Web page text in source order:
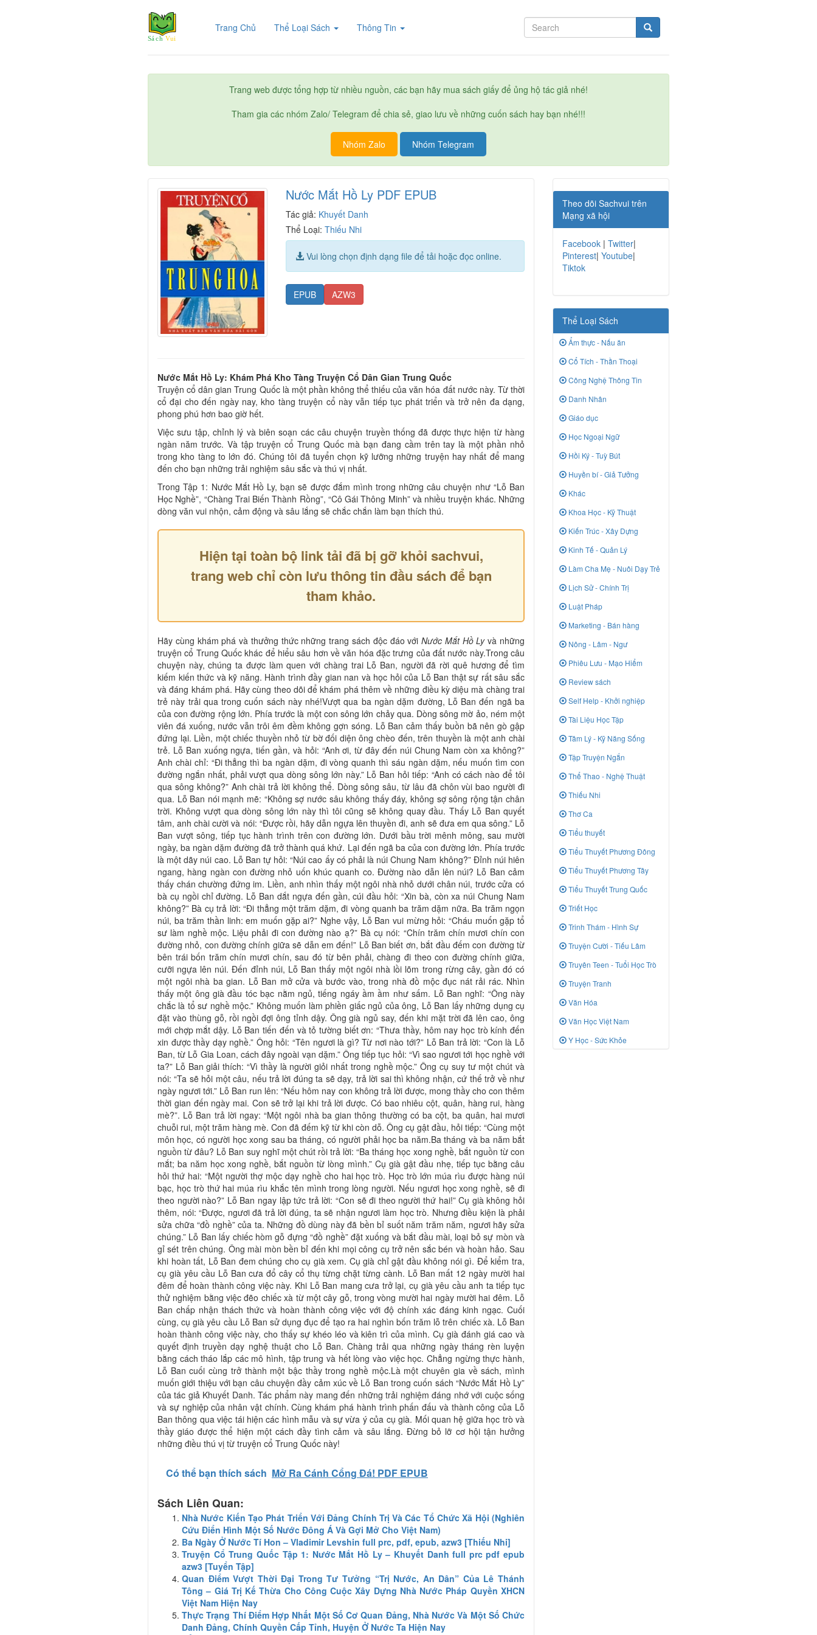
Trang Chủ (current)Thể Loại Sách Thông Tin
Trang web được tổng hợp từ nhiều nguồn, các bạn hãy mua sách giấy để ủng hộ tác giả nhé!
Tham gia các nhóm Zalo/ Telegram để chia sẻ, giao lưu về những cuốn sách hay bạn nhé!!!
Nhóm Zalo Nhóm Telegram
Nước Mắt Hồ Ly PDF EPUB
Tác giả: Khuyết Danh
Thể Loại:Thiếu Nhi
Vui lòng chọn định dạng file để tải hoặc đọc online.
EPUB AZW3
Nước Mắt Hồ Ly: Khám Phá Kho Tàng Truyện Cổ Dân Gian Trung Quốc
Truyện cổ dân gian Trung Quốc là một phần không thể thiếu của văn hóa đất nước này. Từ thời
cổ đại cho đến ngày nay, kho tàng truyện cổ này vẫn tiếp tục phát triển và trở nên đa dạng,
phong phú hơn bao giờ hết.
Việc sưu tập, chỉnh lý và biên soạn các câu chuyện truyền thống đã được thực hiện từ hàng
ngàn năm trước. Và tập truyện cổ Trung Quốc mà bạn đang cầm trên tay là một phần nhỏ
trong kho tàng to lớn đó. Chúng tôi đã tuyển chọn kỹ lưỡng những truyện hay nhất để mang
đến cho bạn những trải nghiệm sâu sắc và thú vị nhất.
Trong Tập 1: Nước Mắt Hồ Ly, bạn sẽ được đắm mình trong những câu chuyện như “Lỗ Ban
Học Nghề”, “Chàng Trai Biến Thành Rồng”, “Cô Gái Thông Minh” và nhiều truyện khác. Những
dòng văn vui nhộn, cảm động và sâu lắng sẽ chắc chắn làm bạn thích thú.
Hiện tại toàn bộ link tải đã bị gỡ khỏi sachvui,
trang web chỉ còn lưu thông tin đầu sách để bạn
tham khảo.
Hãy cùng khám phá và thưởng thức những trang sách độc đáo vớiNước Mắt Hồ Lyvà những
truyện cổ Trung Quốc khác để hiểu sâu hơn về văn hóa đặc trưng của đất nước này.Trong câu
chuyện này, chúng ta được làm quen với chàng trai Lỗ Ban, người đã rời quê hương để tìm
kiếm kiến thức và kỹ năng. Hành trình đầy gian nan và học hỏi của Lỗ Ban thật sự rất sâu sắc
và đáng khám phá. Hãy cùng theo dõi để khám phá thêm về những điều kỳ diệu mà chàng trai
trẻ này trải qua trong cuốn sách này nhé!Vượt qua ba ngàn dặm đường, Lỗ Ban đến ngã ba
của con đường rộng lớn. Phía trước là một con sông lớn chảy qua. Dòng sông mờ ảo, ném một
viên đá xuống, nước vẫn trôi êm đềm không gợn sóng. Lỗ Ban cảm thấy buồn bã nên gò gập
đứng lại. Liền, một chiếc thuyền nhỏ từ bờ đối diện ông chèo đến, trên thuyền là một anh chài
trẻ. Lỗ Ban xuống ngựa, tiến gần, và hỏi: “Anh ơi, từ đây đến núi Chung Nam còn xa không?”
Anh chài chỉ: “Đi thẳng thì ba ngàn dặm, đi vòng quanh thì sáu ngàn dặm, nếu muốn tìm con
đường ngắn nhất, phải vượt qua dòng sông lớn này.” Lỗ Ban hỏi tiếp: “Anh có cách nào để tôi
qua sông không?” Anh chài trả lời không thể. Dòng sông sâu, từ lâu đã chôn vùi bao người đi
qua. Lỗ Ban nói mạnh mẽ: “Không sợ nước sâu không thấy đáy, không sợ sông rộng tận chân
trời. Không vượt qua dòng sông lớn này thì tôi cũng sẽ không quay đầu. Thấy Lỗ Ban quyết
tâm, anh chài cười và nói: “Được rồi, hãy dẫn ngựa lên thuyền đi, anh sẽ đưa em qua sông.” Lỗ
Ban vượt sông, tiếp tục hành trình trên con đường lớn. Dưới bầu trời mênh mông, sau mười
ngày, ba ngàn dặm đường đã trở thành quá khứ. Lại đến ngã ba của con đường lớn. Phía trước
là một dãy núi cao. Lỗ Ban tự hỏi: “Núi cao ấy có phải là núi Chung Nam không?” Đỉnh núi hiên
ngang, hàng ngàn con đường nhỏ uốn khúc quanh co. Đường nào dẫn lên núi? Lỗ Ban cảm
thấy chán chường đứng im. Liền, anh nhìn thấy một ngôi nhà nhỏ dưới chân núi, trước cửa có
bà cụ ngồi chỉ đường. Lỗ Ban dắt ngựa đến gần, cúi đầu hỏi: “Xin bà, còn xa núi Chung Nam
không?” Bà cụ trả lời: “Đi thẳng một trăm dặm, đi vòng quanh ba trăm dặm nữa. Ba trăm ngọn
núi, ba trăm thần linh: em muốn gặp ai?” Nghe vậy, Lỗ Ban vui mừng hỏi: “Cháu muốn gặp tổ
sư làm nghề mộc. Liệu phải đi con đường nào ạ?” Bà cụ nói: “Chín trăm chín mươi chín con
đường nhỏ, con đường chính giữa sẽ dẫn em đến!” Lỗ Ban biết ơn, bắt đầu đếm con đường từ
bên trái bốn trăm chín mươi chín, sau đó từ bên phải, chàng đi theo con đường chính giữa,
cưỡi ngựa lên núi. Đến đỉnh núi, Lỗ Ban thấy một ngôi nhà lồi lõm trong rừng cây, gần đó có
một ngôi nhà ba gian. Lỗ Ban mở cửa và bước vào, trong nhà đồ mộc đục nát rải rác. Nhìn
thấy một ông già đầu tóc bạc nằm ngủ, tiếng ngáy ầm ầm như sấm. Lỗ Ban nghĩ: “Ông này
chắc là tổ sư nghề mộc.” Không muốn làm phiền giấc ngủ của ông, Lỗ Ban lấy những dụng cụ
đặt vào thùng gỗ, rồi ngồi đợi ông tỉnh dậy. Ông già ngủ say, đến khi mặt trời đã lên cao, ông
mới chợp mắt dậy. Lỗ Ban tiến đến và tỏ tường biết ơn: “Thưa thầy, hôm nay học trò kính đến
xin được thầy dạy nghề.” Ông hỏi: “Tên ngươi là gì? Từ nơi nào tới?” Lỗ Ban trả lời: “Con là Lỗ
Ban, từ Lỗ Gia Loan, cách đây ngoài vạn dặm.” Ông tiếp tục hỏi: “Vì sao ngươi tới học nghề với
ta?” Lỗ Ban giải thích: “Vì thầy là người giỏi nhất trong nghề mộc.” Ông cụ suy tư một chút và
nói: “Ta sẽ hỏi một câu, nếu trả lời đúng ta sẽ dạy, trả lời sai thì không nhận, cứ thế trở về như
ngày ngươi tới.” Lỗ Ban run lên: “Nếu hôm nay con không trả lời được, mong thầy cho con thêm
thời gian đến ngày mai. Con sẽ trở lại khi trả lời được. Có bao nhiêu cột, quân, hàng rui, hàng
mè?”. Lỗ Ban trả lời ngay: “Một ngôi nhà ba gian thông thường có ba cột, ba quân, hai mươi
chuỗi rui, một trăm hàng mè. Con đã đếm kỹ từ khi còn dỗ. Ông cụ gật đầu, hỏi tiếp: “Cùng một
môn học, có người học xong sau ba tháng, có người phải học ba năm.Ba tháng và ba năm bắt
nguồn từ đâu? Lỗ Ban suy nghĩ một chút rồi trả lời: “Ba tháng học xong nghề, bắt nguồn từ con
mắt; ba năm học xong nghề, bắt nguồn từ lòng mình.” Cụ già gật đầu nhẹ, tiếp tục bằng câu
hỏi thứ hai: “Một người thợ mộc dạy nghề cho hai học trò. Học trò lớn múa rìu được hàng núi
bạc, học trò thứ hai múa rìu khắc tên mình trong lòng người. Nếu ngươi học xong nghề, sẽ đi
theo người nào?” Lỗ Ban ngay lập tức trả lời: “Con sẽ đi theo người thứ hai!” Cụ già không hỏi
thêm, nói: “Được, ngươi đã trả lời đúng, ta sẽ nhận ngươi làm học trò. Nhưng điều kiện là phải
sửa chữa “đồ nghề” của ta. Những đồ dùng này đã bền bỉ suốt năm trăm năm, ngươi hãy sửa
chúng.” Lỗ Ban lấy chiếc hòm gỗ đựng “đồ nghề” đặt xuống và bắt đầu mài, loại bỏ sự mòn và
gỉ sét trên chúng. Ông mài mòn bền bỉ đến khi mọi công cụ trở nên sắc bén và hoàn hảo. Sau
khi hoàn tất, Lỗ Ban đem chúng cho cụ già xem. Cụ già chỉ gật đầu không nói gì. Để kiểm tra,
cụ già yêu cầu Lỗ Ban cưa đổ cây cổ thụ từng chặt từng cành. Lỗ Ban mất 12 ngày mười hai
đêm để hoàn thành công việc này. Khi Lỗ Ban mang cưa trở lại, cụ già yêu cầu anh ta tiếp tục
thử nghiệm bằng việc đẽo chiếc xà từ một cây gỗ, trong vòng mười hai ngày mười hai đêm. Lỗ
Ban chấp nhận thách thức và hoàn thành công việc với độ chính xác đáng kinh ngạc. Cuối
cùng, cụ già yêu cầu Lỗ Ban sử dụng đục để tạo ra hai nghìn bốn trăm lỗ trên chiếc xà. Lỗ Ban
hoàn thành công việc này, cho thấy sự khéo léo và kiên trì của mình. Cụ già đánh giá cao và
quyết định truyền dạy nghệ thuật cho Lỗ Ban. Chàng trải qua những ngày tháng rèn luyện
bằng cách tháo lắp các mô hình, tập trung và hết lòng vào việc học. Chẳng ngừng thực hành,
Lỗ Ban cuối cùng trở thành một bậc thầy trong nghề mộc.Là một chuyên gia về sách, mình
muốn giới thiệu với bạn câu chuyện đầy cảm xúc về Lỗ Ban trong cuốn sách “Nước Mắt Hồ Ly”
của tác giả Khuyết Danh. Tác phẩm này mang đến những trải nghiệm đáng nhớ với cuộc sống
và sự nghiệp của nhân vật chính. Cùng khám phá hành trình phấn đấu và thành công của Lỗ
Ban thông qua việc tái hiện các hình mẫu và sự vừa ý của cụ già. Mối quan hệ giữa học trò và
thầy giáo được thể hiện một cách đầy tình cảm và sâu lắng. Đừng bỏ lỡ cơ hội tận hưởng
những điều thú vị từ truyện cổ Trung Quốc này!
Có thể bạn thích sách Mở Ra Cánh Cổng Đá! PDF EPUB
Sách Liên Quan:
Nhà Nước Kiến Tạo Phát Triển Với Đảng Chính Trị Và Các Tổ Chức Xã Hội (Nghiên
Cứu Điển Hình Một Số Nước Đông Á Và Gợi Mở Cho Việt Nam)
Ba Ngày Ở Nước Tí Hon – Vladimir Levshin full prc, pdf, epub, azw3 [Thiếu Nhi]
Truyện Cổ Trung Quốc Tập 1: Nước Mắt Hồ Ly – Khuyết Danh full prc pdf epub
azw3 [Tuyển Tập]
Quan Điểm Vượt Thời Đại Trong Tư Tưởng “Trị Nước, An Dân” Của Lê Thánh
Tông – Giá Trị Kế Thừa Cho Công Cuộc Xây Dựng Nhà Nước Pháp Quyền XHCN
Việt Nam Hiện Nay
Thực Trạng Thí Điểm Hợp Nhất Một Số Cơ Quan Đảng, Nhà Nước Và Một Số Chức
Danh Đảng, Chính Quyền Cấp Tỉnh, Huyện Ở Nước Ta Hiện Nay
Theo dõi Sachvui trên
Mạng xã hội
Facebook | Twitter|
Pinterest| Youtube|
Tiktok
Thể Loại Sách
Ẩm thực - Nấu ăn
Cổ Tích - Thần Thoại
Công Nghệ Thông Tin
Danh Nhân
Giáo dục
Học Ngoại Ngữ
Hồi Ký - Tuỳ Bút
Huyền bí - Giả Tưởng
Khác
Khoa Học - Kỹ Thuật
Kiến Trúc - Xây Dựng
Kinh Tế - Quản Lý
Làm Cha Mẹ - Nuôi Dạy Trẻ
Lịch Sử - Chính Trị
Luật Pháp
Marketing - Bán hàng
Nông - Lâm - Ngư
Phiêu Lưu - Mạo Hiểm
Review sách
Self Help - Khởi nghiệp
Tài Liệu Học Tập
Tâm Lý - Kỹ Năng Sống
Tập Truyện Ngắn
Thể Thao - Nghệ Thuật
Thiếu Nhi
Thơ Ca
Tiểu thuyết
Tiểu Thuyết Phương Đông
Tiểu Thuyết Phương Tây
Tiểu Thuyết Trung Quốc
Triết Học
Trinh Thám - Hình Sự
Truyện Cười - Tiếu Lâm
Truyên Teen - Tuổi Học Trò
Truyện Tranh
Văn Hóa
Văn Học Việt Nam
Y Học - Sức Khỏe